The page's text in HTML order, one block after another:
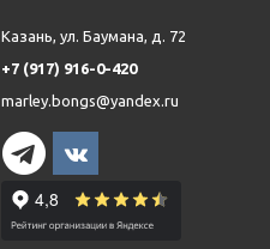
Казань, ул. Баумана, д. 72
+7 (917) 916-0-420
marley.bongs@yandex.ru